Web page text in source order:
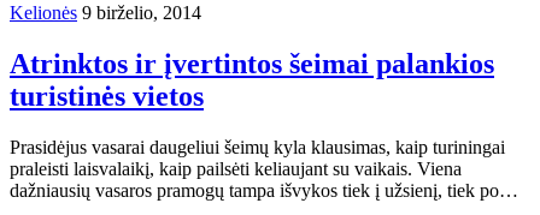
Kelionės 9 birželio, 2014
Atrinktos ir įvertintos šeimai palankios
turistinės vietos
Prasidėjus vasarai daugeliui šeimų kyla klausimas, kaip turiningai
praleisti laisvalaikį, kaip pailsėti keliaujant su vaikais. Viena
dažniausių vasaros pramogų tampa išvykos tiek į užsienį, tiek po…